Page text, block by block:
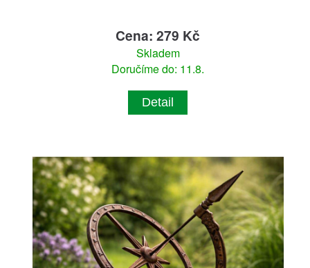
Cena: 279 Kč
Skladem
Doručíme do: 11.8.
Detail